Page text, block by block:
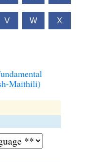
V W X
Maithili)